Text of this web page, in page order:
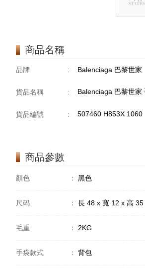
商品名稱
品牌 : Balenciaga 巴黎世家
貨品名稱 : Balenciaga 巴黎世
貨品編號 : 507460 H853X 1060
商品參數
顏色 ： 黑色
尺码 ： 長 48 x 寬 12 x 高 35
毛重 ： 2KG
手袋款式 ： 背包